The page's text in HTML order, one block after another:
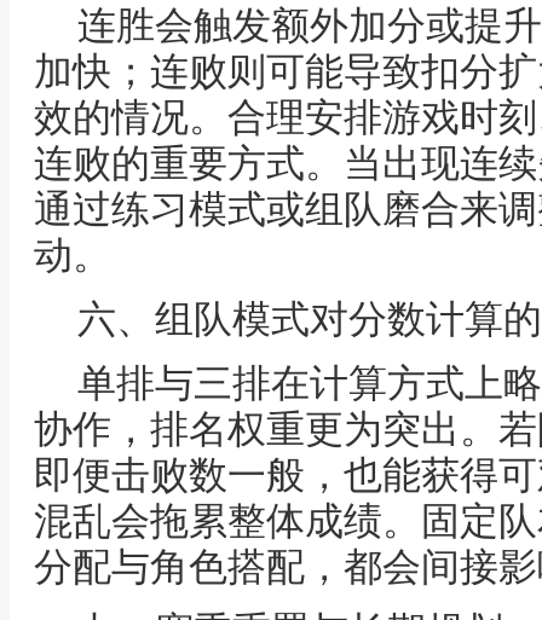
连胜会触发额外加分或提
加快；连败则可能导致扣分
效的情况。合理安排游戏时
连败的重要方式。当出现连
通过练习模式或组队磨合来
动。
六、组队模式对分数计算
单排与三排在计算方式上
协作，排名权重更为突出。
即便击败数一般，也能获得
混乱会拖累整体成绩。固定
分配与角色搭配，都会间接